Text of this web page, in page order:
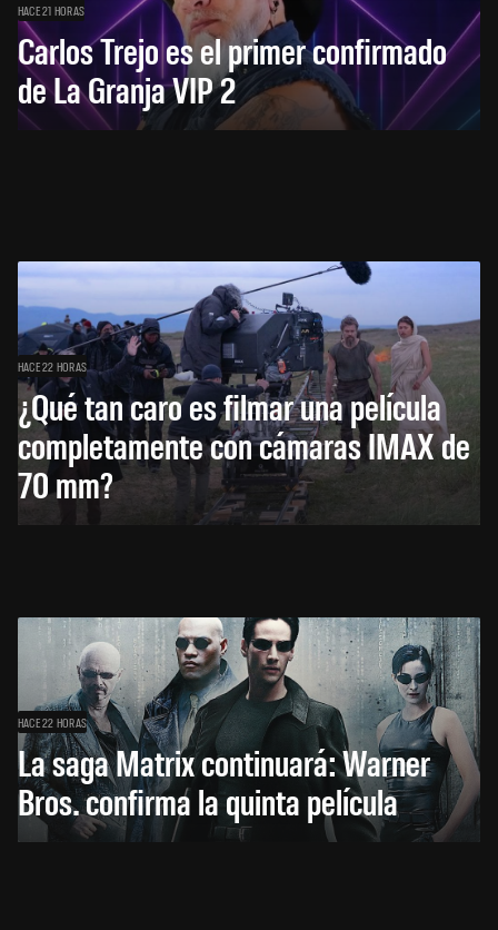
HACE 21 HORAS
Carlos Trejo es el primer confirmado
de La Granja VIP 2
HACE 22 HORAS
¿Qué tan caro es filmar una película
completamente con cámaras IMAX de
70 mm?
HACE 22 HORAS
La saga Matrix continuará: Warner
Bros. confirma la quinta película